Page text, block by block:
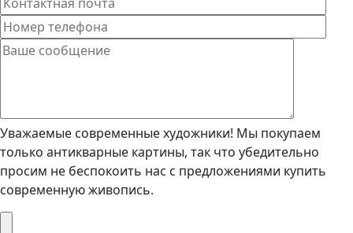
Уважаемые современные художники! Мы покупаем
только антикварные картины, так что убедительно
просим не беспокоить нас с предложениями купить
современную живопись.